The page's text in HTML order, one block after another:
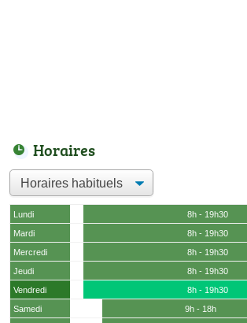
Horaires
Lundi
8h - 19h30
Mardi
8h - 19h30
Mercredi
8h - 19h30
Jeudi
8h - 19h30
Vendredi
8h - 19h30
Samedi
9h - 18h